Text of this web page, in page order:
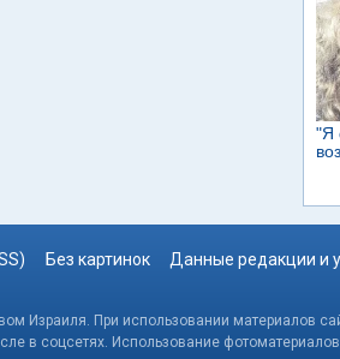
Без картинок Данные редакции и
Израиля. При использовании материалов
в соцсетях. Использование фотоматериалов